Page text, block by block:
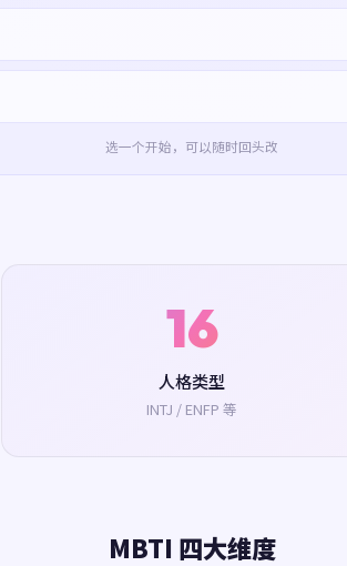
选一个开始，可以随时回头改
16
人格类型
INTJ / ENFP 等
MBTI 四大维度